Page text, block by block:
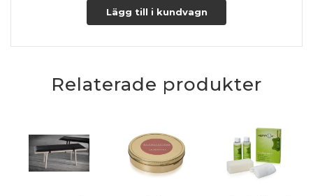
Læs mere om pleje og vedligeholdelse her
Lägg till i kundvagn
Relaterade produkter